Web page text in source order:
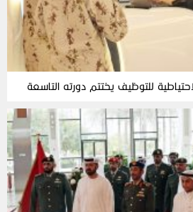
للتوظيف يختتم دورته التاسعة